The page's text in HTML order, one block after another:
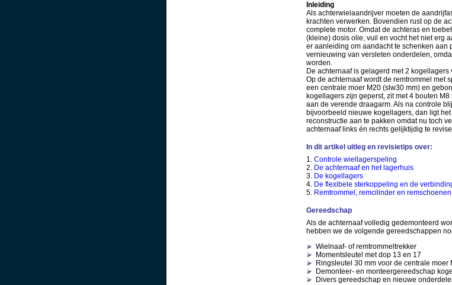
Inleiding
Als achterwielaandrijver moeten de
krachten verwerken. Bovendien rust op de
complete motor. Omdat de achteras en
(kleine) dosis olie, vuil en vocht het niet erg
er aanleiding om aandacht te schenken
vernieuwing van versleten onderdelen,
worden.
De achternaaf is gelagerd met 2
Op de achternaaf wordt de remtrommel met
een centrale moer M20 (slw30 mm) en
kogellagers zijn geperst, zit met 4 bouten
aan de verende draagarm. Als na controle
bijvoorbeeld nieuwe kogellagers, dan ligt
reconstructie aan te pakken omdat nu toch
achternaaf links én rechts gelijktijdig te
In dit artikel uitleg en revisietips over:
1. Controle wiellagerspeling
2. De achternaaf en het lagerhuis
3. De kogellagers
4. De flexibele sterkoppeling en de
5. Remtrommel, remcilinder en remschoenen
Gereedschap
Als de achternaaf volledig gedemonteerd
hebben we de volgende gereedschappen
Wielnaaf- of remtrommeltrekker
Momentsleutel met dop 13 en 17
Ringsleutel 30 mm voor de centrale moer
Demonteer- en monteergereedschap
Divers gereedschap en nieuwe